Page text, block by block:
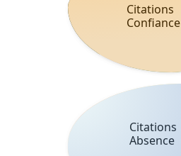
Citations
Confiance
Citations
Absence